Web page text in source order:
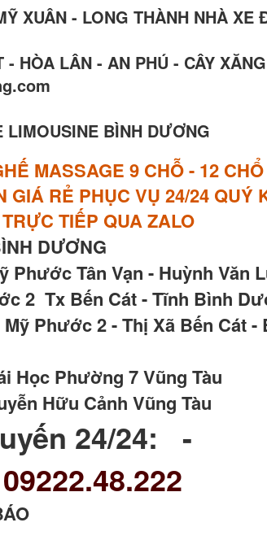
XUÂN - LONG THÀNH NHÀ XE
HÒA LÂN - AN PHÚ - CÂY
BÌNH DƯƠNG
MASSAGE 9 CHỖ - 12
GIÁ RẺ PHỤC VỤ 24/24 QUÝ
TIẾP QUA ZALO
DƯƠNG
Phước Tân Vạn - Huỳnh Văn
2 Tx Bến Cát - Tĩnh Bình
Mỹ Phước 2 - Thị Xã Bến Cát
Học Phường 7 Vũng Tàu
Hữu Cảnh Vũng Tàu
24/24: -
09222.48.222